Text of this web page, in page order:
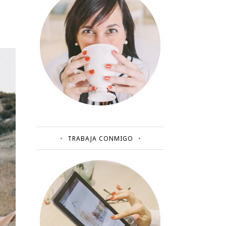
TRABAJA CONMIGO